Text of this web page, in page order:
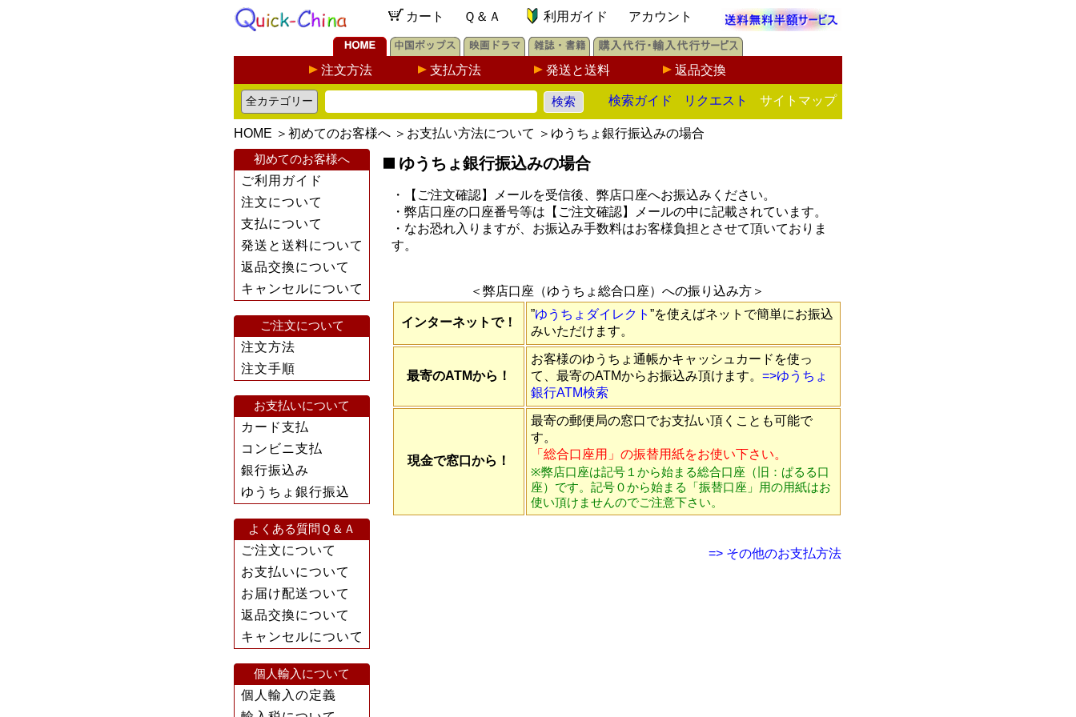
カート Ｑ＆Ａ 利用ガイド アカウント
注文方法 支払方法 発送と送料 返品交換
検索ガイド リクエスト サイトマップ
HOME ＞ 初めてのお客様へ ＞ お支払い方法について ＞ ゆうちょ銀行振込みの場合
初めてのお客様へ
ご利用ガイド
注文について
支払について
発送と送料について
返品交換について
キャンセルについて
ご注文について
注文方法
注文手順
お支払いについて
カード支払
コンビニ支払
銀行振込み
ゆうちょ銀行振込
よくある質問Ｑ＆Ａ
ご注文について
お支払いについて
お届け配送ついて
返品交換について
キャンセルについて
個人輸入について
個人輸入の定義
ゆうちょ銀行振込みの場合
・【ご注文確認】メールを受信後、弊店口座へお振込みください。
・弊店口座の口座番号等は【ご注文確認】メールの中に記載されています。
・なお恐れ入りますが、お振込み手数料はお客様負担とさせて頂いておりま
す。
＜弊店口座（ゆうちょ総合口座）への振り込み方＞
インターネットで！
”ゆうちょダイレクト ”を使えばネットで簡単にお振込
みいただけます。
最寄のATMから！
お客様のゆうちょ通帳かキャッシュカードを使っ
て、最寄のATMからお振込み頂けます。 =>ゆうちょ
銀行ATM検索
現金で窓口から！
最寄の郵便局の窓口でお支払い頂くことも可能で
す。
「総合口座用」の振替用紙をお使い下さい。
※弊店口座は記号１から始まる総合口座（旧：ぱるる口
座）です。記号０から始まる「振替口座」用の用紙はお
使い頂けませんのでご注意下さい。
=> その他のお支払方法